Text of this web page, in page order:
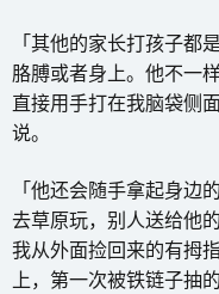
「其他的家长打孩子都
胳膊或者身上。他不一
直接用手打在我脑袋侧
说。
「他还会随手拿起身边
去草原玩，别人送给他
我从外面捡回来的有拇
上，第一次被铁链子抽